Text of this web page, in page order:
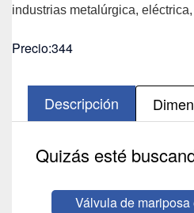
industrias metalúrgica,
Precio:344
Descripción
Quizás esté
Válvula de